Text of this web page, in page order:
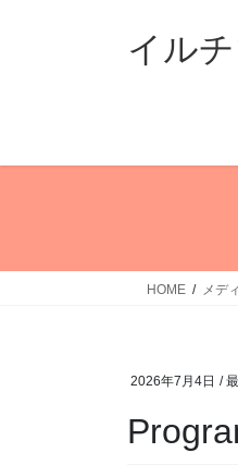
ス
ン
イル
HOME メデ
2026年7月4日 /